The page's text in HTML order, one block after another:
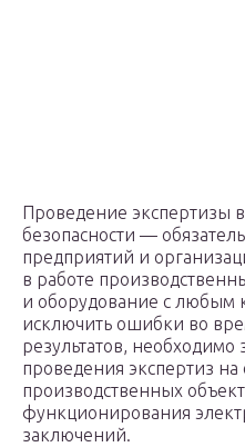
Проведение экспертизы
безопасности —
предприятий и
в работе
и оборудование с любым
исключить ошибки во
результатов, необходимо
проведения экспертиз на
производственных
функционирования
заключений.